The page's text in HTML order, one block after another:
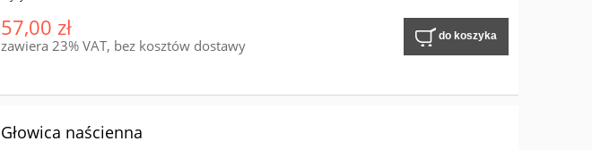
57,00 zł
zawiera 23% VAT, bez kosztów dostawy
do koszyka
Głowica naścienna